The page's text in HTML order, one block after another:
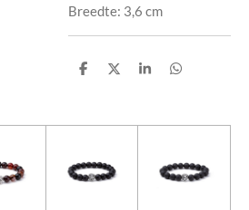
Breedte: 3,6 cm
D
n
D
S
e
D
n